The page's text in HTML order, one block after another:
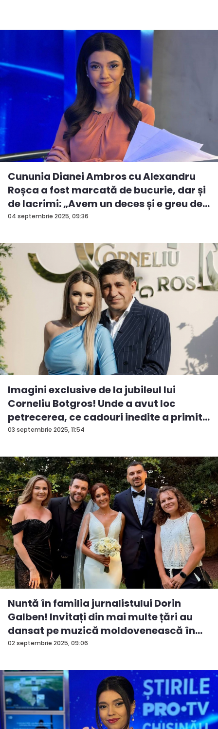
04 septembrie 2025, 09:36
Cununia Dianei Ambros cu Alexandru
Roșca a fost marcată de bucurie, dar și
de lacrimi: „Avem un deces și e greu de...
03 septembrie 2025, 11:54
Imagini exclusive de la jubileul lui
Corneliu Botgros! Unde a avut loc
petrecerea, ce cadouri inedite a primit...
02 septembrie 2025, 09:06
Nuntă în familia jurnalistului Dorin
Galben! Invitați din mai multe țări au
dansat pe muzică moldovenească în...